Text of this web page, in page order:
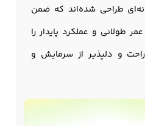
طراحی شده‌اند که ضمن
و عملکرد پایدار را
و دلپذیر از سرمایش و